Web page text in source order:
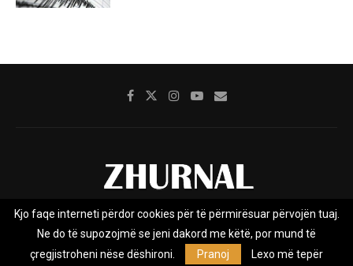
Rreth nesh Impresumi Marketing
Kontakt
Privacy Policy
Kjo faqe interneti përdor cookies për të përmirësuar përvojën tuaj.
Ne do të supozojmë se jeni dakord me këtë, por mund të
çregjistroheni nëse dëshironi.
Pranoj Lexo më tepër